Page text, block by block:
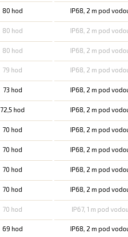
80 hod IP68, 2 m pod
80 hod IP68, 2 m pod
80 hod IP68, 2 m pod
79 hod IP68, 2 m pod
73 hod IP68, 2 m pod
72,5 hod IP68, 2 m pod
70 hod IP68, 2 m pod
70 hod IP68, 2 m pod
70 hod IP68, 2 m pod
70 hod IP68, 2 m pod
70 hod IP67, 1 m pod vodou
69 hod IP68, 2 m pod